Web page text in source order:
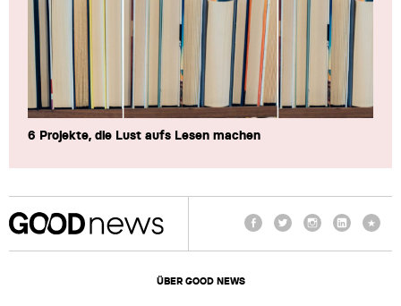
6 Projekte, die Lust aufs Lesen machen
ÜBER GOOD NEWS